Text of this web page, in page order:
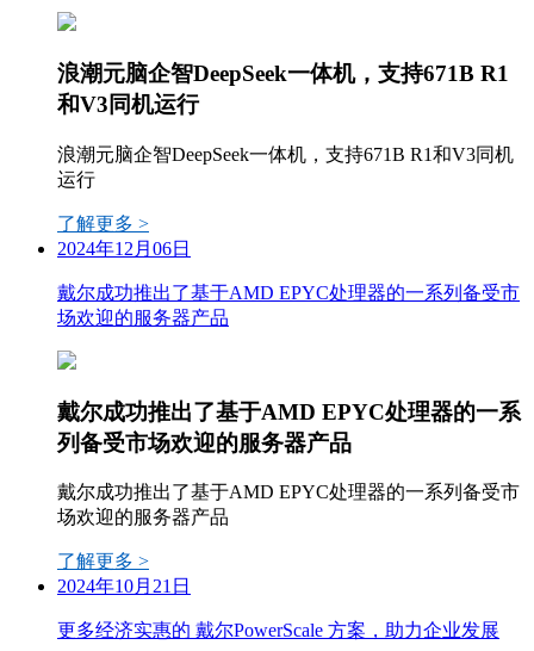
浪潮元脑企智DeepSeek一体机，支持671B R1
和V3同机运行
浪潮元脑企智DeepSeek一体机，支持671B R1和V3同机
运行
了解更多 >
2024年12月06日
戴尔成功推出了基于AMD EPYC处理器的一系列备受市
场欢迎的服务器产品
戴尔成功推出了基于AMD EPYC处理器的一系
列备受市场欢迎的服务器产品
戴尔成功推出了基于AMD EPYC处理器的一系列备受市
场欢迎的服务器产品
了解更多 >
2024年10月21日
更多经济实惠的 戴尔PowerScale 方案，助力企业发展